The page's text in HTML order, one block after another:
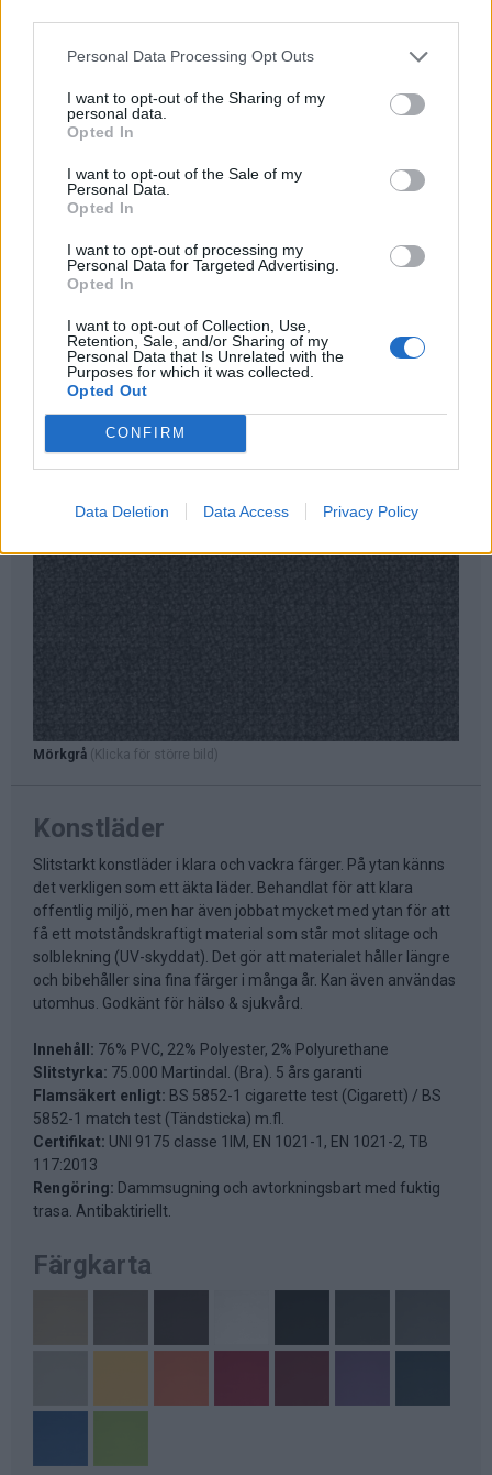
Personal Data Processing Opt Outs
I want to opt-out of the Sharing of my
personal data.
Opted In
I want to opt-out of the Sale of my
Personal Data.
Opted In
I want to opt-out of processing my
Personal Data for Targeted Advertising.
Opted In
I want to opt-out of Collection, Use,
Retention, Sale, and/or Sharing of my
Personal Data that Is Unrelated with the
Purposes for which it was collected.
Opted Out
CONFIRM
Data Deletion Data Access Privacy Policy
Färgkarta
Mörkgrå (Klicka för större bild)
Konstläder
Slitstarkt konstläder i klara och vackra färger. På ytan känns
det verkligen som ett äkta läder. Behandlat för att klara
offentlig miljö, men har även jobbat mycket med ytan för att
få ett motståndskraftigt material som står mot slitage och
solblekning (UV-skyddat). Det gör att materialet håller längre
och bibehåller sina fina färger i många år. Kan även användas
utomhus. Godkänt för hälso & sjukvård.
Innehåll: 76% PVC, 22% Polyester, 2% Polyurethane
Slitstyrka: 75.000 Martindal. (Bra). 5 års garanti
Flamsäkert enligt: BS 5852-1 cigarette test (Cigarett) / BS
5852-1 match test (Tändsticka) m.fl.
Certifikat: UNI 9175 classe 1IM, EN 1021-1, EN 1021-2, TB
117:2013
Rengöring: Dammsugning och avtorkningsbart med fuktig
trasa. Antibaktiriellt.
Färgkarta